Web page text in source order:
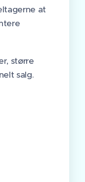
at
større
salg.